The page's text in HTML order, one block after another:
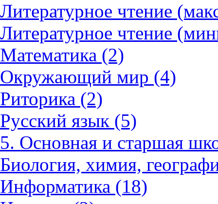
Литературное чтение
Литературное чтение
Математика (2)
Окружающий мир (4)
Риторика (2)
Русский язык (5)
5. Основная и старшая
Биология, химия,
Информатика (18)